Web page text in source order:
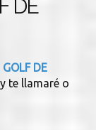
DE
DE
te llamaré o